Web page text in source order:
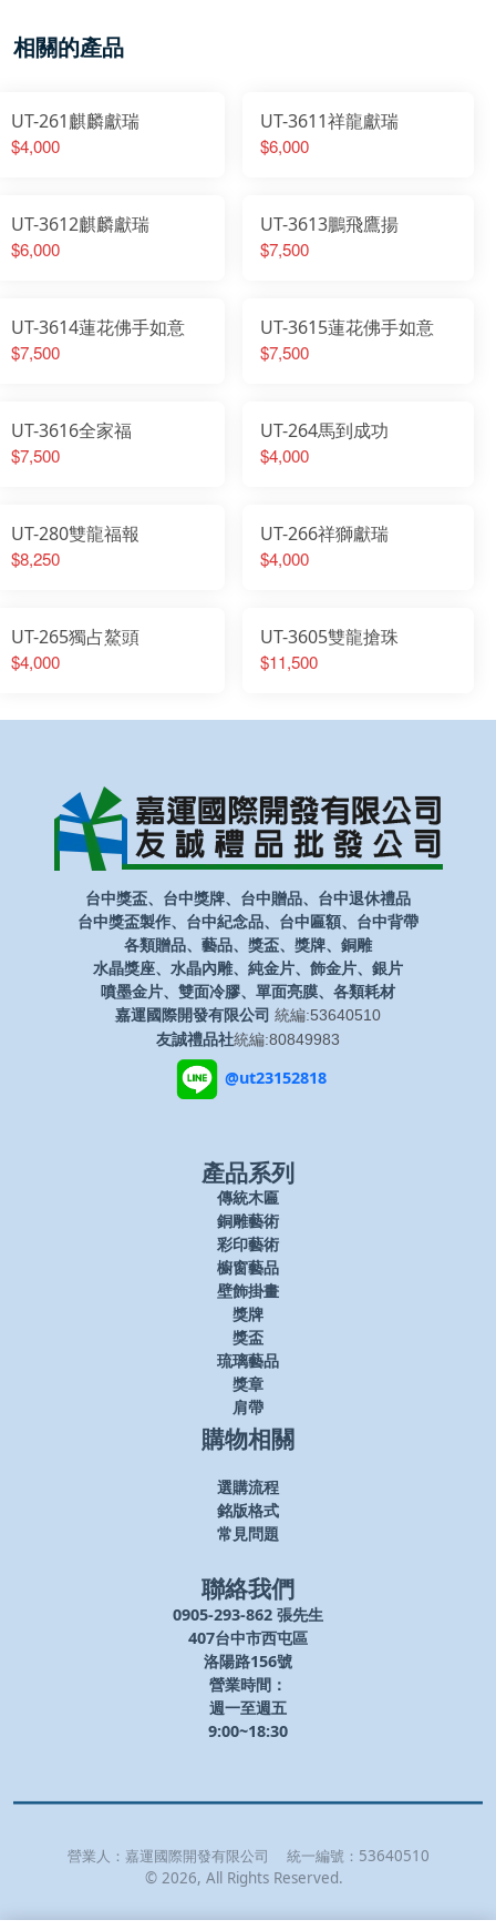
相關的產品
UT-261麒麟獻瑞
$4,000
UT-3611祥龍獻瑞
$6,000
UT-3612麒麟獻瑞
$6,000
UT-3613鵬飛鷹揚
$7,500
UT-3614蓮花佛手如意
$7,500
UT-3615蓮花佛手如意
$7,500
UT-3616全家福
$7,500
UT-264馬到成功
$4,000
UT-280雙龍福報
$8,250
UT-266祥獅獻瑞
$4,000
UT-265獨占鰲頭
$4,000
UT-3605雙龍搶珠
$11,500
台中獎盃、台中獎牌、台中贈品、台中退休禮品
台中獎盃製作、台中紀念品、台中匾額、台中背帶
各類贈品、藝品、獎盃、獎牌、銅雕
水晶獎座、水晶內雕、純金片、飾金片、銀片
噴墨金片、雙面冷膠、單面亮膜、各類耗材
嘉運國際開發有限公司 統編:53640510
友誠禮品社統編:80849983
@ut23152818
產品系列
傳統木匾
銅雕藝術
彩印藝術
櫥窗藝品
壁飾掛畫
獎牌
獎盃
琉璃藝品
獎章
肩帶
購物相關
選購流程
銘版格式
常見問題
聯絡我們
0905-293-862 張先生
407台中市西屯區
洛陽路156號
營業時間：
週一至週五
9:00~18:30
營業人： 嘉運國際開發有限公司 統一編號： 53640510
© 2026, All Rights Reserved.